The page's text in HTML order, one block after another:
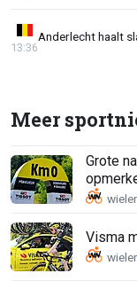
Anderlecht haalt
13:36
Meer
Grote
Visma